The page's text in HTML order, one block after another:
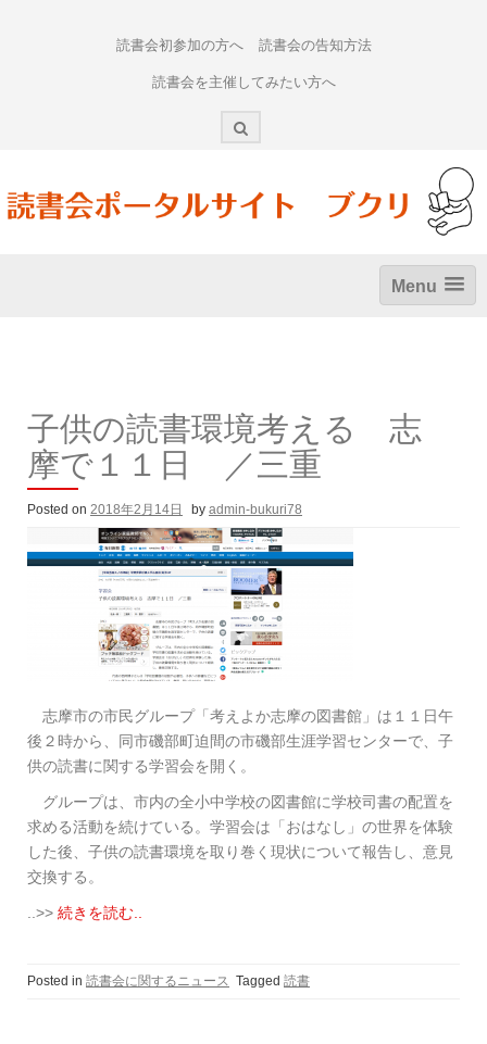
読書会初参加の方へ 読書会の告知方法
読書会を主催してみたい方へ
Menu
子供の読書環境考える 志
摩で１１日 ／三重
Posted on 2018年2月14日 by admin-bukuri78
志摩市の市民グループ「考えよか志摩の図書館」は１１日午
後２時から、同市磯部町迫間の市磯部生涯学習センターで、子
供の読書に関する学習会を開く。
グループは、市内の全小中学校の図書館に学校司書の配置を
求める活動を続けている。学習会は「おはなし」の世界を体験
した後、子供の読書環境を取り巻く現状について報告し、意見
交換する。
..>> 続きを読む..
Posted in 読書会に関するニュース Tagged 読書